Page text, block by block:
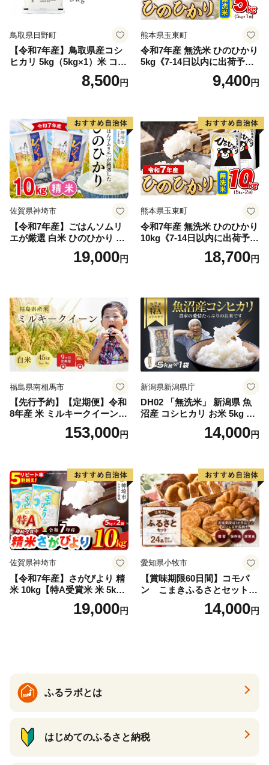
鳥取県日野町
【令和7年産】鳥取県産コシ
ヒカリ 5kg（5kg×1）米 コシ
ヒカリ こしひかり お米 白米
精米 5キロ おこめ こめ コメ
野町産 Elevation
8,500円
熊本県玉東町
令和7年産 無洗米 ひのひかり
5kg《7-14日以内に出荷予定
(土日祝除く)》コメ 米 無洗米
高レビュー｜人気米 熊本県
9,400円
佐賀県神埼市
【令和7年産】ごはんソムリ
エが厳選 白米 ひのひかり 10
米 10kg 5kg×2 ひのひかり ブ
19,000円
熊本県玉東町
令和7年産 無洗米 ひのひかり
10kg《7-14日以内に出荷予定
(土日祝除く)》コメ 米 無洗米
令和7年産 高レビュー｜人気
18,700円
福島県南相馬市
【先行予約】【定期便】令和
8年産 米 ミルキークイーン
白米 45kg (5kg×9回) | ミルキ
ークイーン 米5kg 福島 福島
福島県 南相馬市 cu006-ae
153,000円
新潟県新潟県庁
DH02 「無洗米」 新潟県 魚
沼産 コシヒカリ お米 5kg こ
しひかり 精米 米（お米の美
味しい炊き方ガイド付き）
14,000円
佐賀県神埼市
【令和7年産】さがびより 精
米 10kg【特A受賞米 米 5kg×
2袋 お米 コメ こめ 国産 美味
しい ブランド米 人気 ランキ
19,000円
愛知県小牧市
【賞味期限60日間】コモパ
ン こまきふるさとセット
（24個入り）／災害用備蓄
保存食 非常食 防災グッズに
14,000円
ふるラボとは
はじめてのふるさと納税